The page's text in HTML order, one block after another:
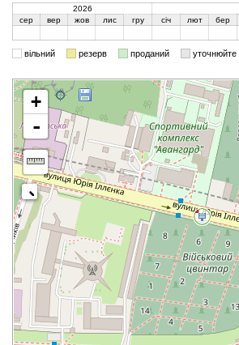
2026
сер
вер жов лис гру січ лют бер
вільний резерв проданий уточнюйте
+
-